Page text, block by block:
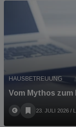
HAUSBETREUUNG
Vom Mythos zum
23. JULI 2026 /